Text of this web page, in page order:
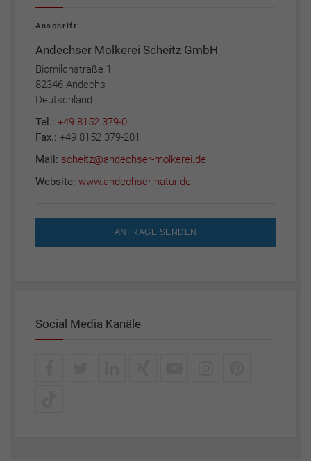
Anschrift:
Andechser Molkerei Scheitz GmbH
Biomilchstraße 1
82346 Andechs
Deutschland
Tel.: +49 8152 379-0
Fax.: +49 8152 379-201
Mail: scheitz@andechser-molkerei.de
Website: www.andechser-natur.de
ANFRAGE SENDEN
Social Media Kanäle